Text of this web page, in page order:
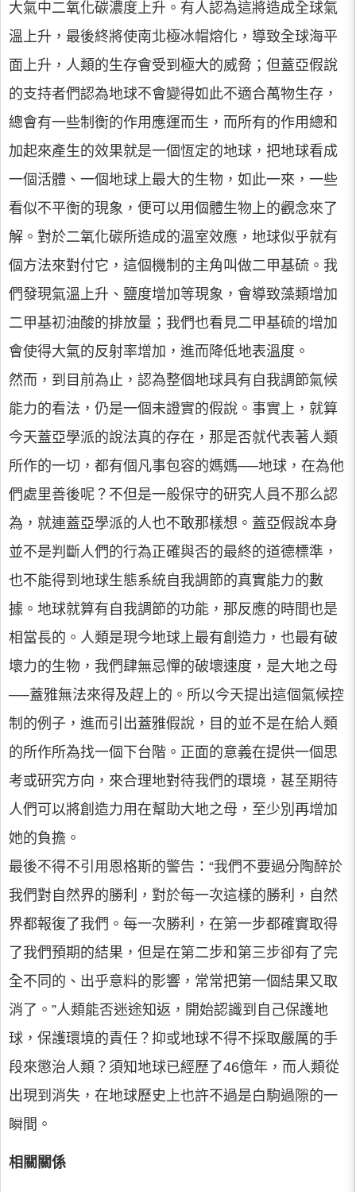
大氣中二氧化碳濃度上升。有人認為這將造成全球氣
溫上升，最後終將使南北極冰帽熔化，導致全球海平
面上升，人類的生存會受到極大的威脅；但蓋亞假說
的支持者們認為地球不會變得如此不適合萬物生存，
總會有一些制衡的作用應運而生，而所有的作用總和
加起來產生的效果就是一個恆定的地球，把地球看成
一個活體、一個地球上最大的生物，如此一來，一些
看似不平衡的現象，便可以用個體生物上的觀念來了
解。對於二氧化碳所造成的溫室效應，地球似乎就有
個方法來對付它，這個機制的主角叫做二甲基硫。我
們發現氣溫上升、鹽度增加等現象，會導致藻類增加
二甲基初油酸的排放量；我們也看見二甲基硫的增加
會使得大氣的反射率增加，進而降低地表溫度。
然而，到目前為止，認為整個地球具有自我調節氣候
能力的看法，仍是一個未證實的假說。事實上，就算
今天蓋亞學派的說法真的存在，那是否就代表著人類
所作的一切，都有個凡事包容的媽媽──地球，在為他
們處里善後呢？不但是一般保守的研究人員不那么認
為，就連蓋亞學派的人也不敢那樣想。蓋亞假說本身
並不是判斷人們的行為正確與否的最終的道德標準，
也不能得到地球生態系統自我調節的真實能力的數
據。地球就算有自我調節的功能，那反應的時間也是
相當長的。人類是現今地球上最有創造力，也最有破
壞力的生物，我們肆無忌憚的破壞速度，是大地之母
──蓋雅無法來得及趕上的。所以今天提出這個氣候控
制的例子，進而引出蓋雅假說，目的並不是在給人類
的所作所為找一個下台階。正面的意義在提供一個思
考或研究方向，來合理地對待我們的環境，甚至期待
人們可以將創造力用在幫助大地之母，至少別再增加
她的負擔。
最後不得不引用恩格斯的警告：“我們不要過分陶醉於
我們對自然界的勝利，對於每一次這樣的勝利，自然
界都報復了我們。每一次勝利，在第一步都確實取得
了我們預期的結果，但是在第二步和第三步卻有了完
全不同的、出乎意料的影響，常常把第一個結果又取
消了。”人類能否迷途知返，開始認識到自己保護地
球，保護環境的責任？抑或地球不得不採取嚴厲的手
段來懲治人類？須知地球已經歷了46億年，而人類從
出現到消失，在地球歷史上也許不過是白駒過隙的一
瞬間。
相關關係